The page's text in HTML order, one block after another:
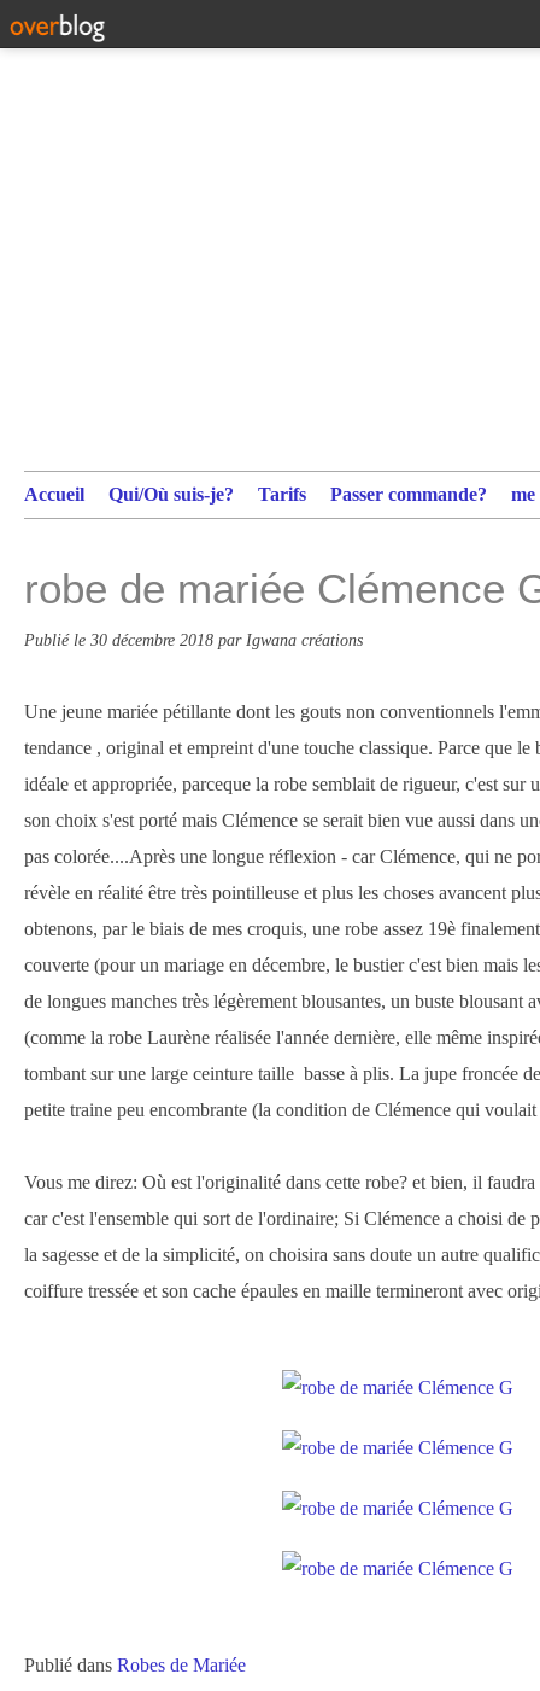
Accueil Qui/Où suis-je? Tarifs Passer commande?
robe de mariée Clémence
Publié le 30 décembre 2018 par Igwana créations
Une jeune mariée pétillante dont les gouts non conventionnels
tendance , original et empreint d'une touche classique. Parce que
idéale et appropriée, parceque la robe semblait de rigueur, c'est sur
son choix s'est porté mais Clémence se serait bien vue aussi dans
pas colorée....Après une longue réflexion - car Clémence, qui ne
révèle en réalité être très pointilleuse et plus les choses avancent
obtenons, par le biais de mes croquis, une robe assez 19è
couverte (pour un mariage en décembre, le bustier c'est bien mais
de longues manches très légèrement blousantes, un buste blousant
(comme la robe Laurène réalisée l'année dernière, elle même
tombant sur une large ceinture taille basse à plis. La jupe froncée
petite traine peu encombrante (la condition de Clémence qui
Vous me direz: Où est l'originalité dans cette robe? et bien, il
car c'est l'ensemble qui sort de l'ordinaire; Si Clémence a choisi de
la sagesse et de la simplicité, on choisira sans doute un autre
coiffure tressée et son cache épaules en maille termineront avec
Publié dans Robes de Mariée